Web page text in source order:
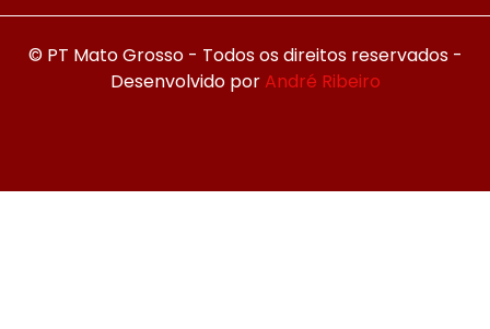
© PT Mato Grosso - Todos os direitos reservados -
Desenvolvido porAndré Ribeiro